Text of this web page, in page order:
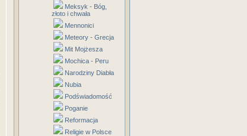
Meksyk - Bóg,
złoto i chwała
Mennonici
Meteory - Grecja
Mit Mojżesza
Mochica - Peru
Narodziny Diabła
Nubia
Podświadomość
Poganie
Reformacja
Religie w Polsce